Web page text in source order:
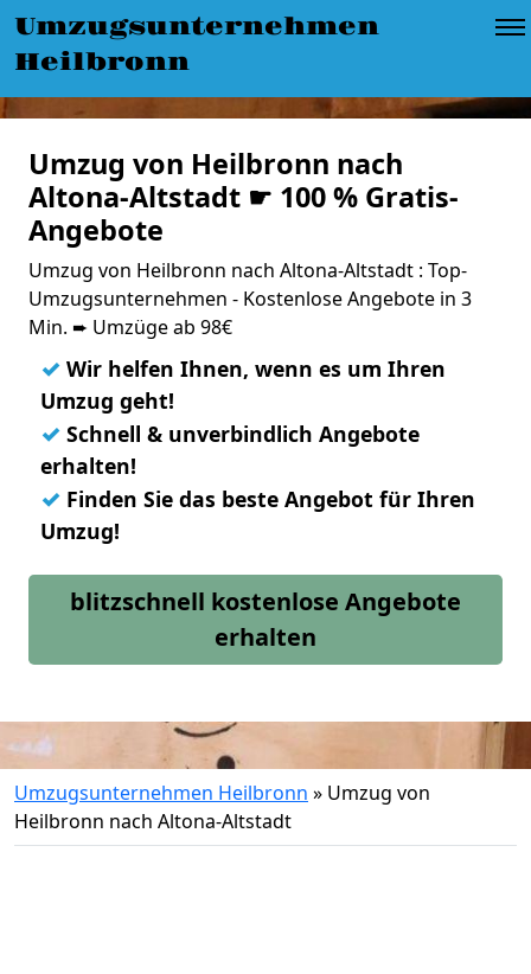
Umzugsunternehmen
Heilbronn
Umzug von Heilbronn nach
Altona-Altstadt ☛ 100 % Gratis-
Angebote
Umzug von Heilbronn nach Altona-Altstadt : Top-
Umzugsunternehmen - Kostenlose Angebote in 3
Min. ➨ Umzüge ab 98€
✓ Wir helfen Ihnen, wenn es um Ihren
Umzug geht!
✓ Schnell & unverbindlich Angebote
erhalten!
✓ Finden Sie das beste Angebot für Ihren
Umzug!
blitzschnell kostenlose Angebote
erhalten
Umzugsunternehmen Heilbronn » Umzug von
Heilbronn nach Altona-Altstadt